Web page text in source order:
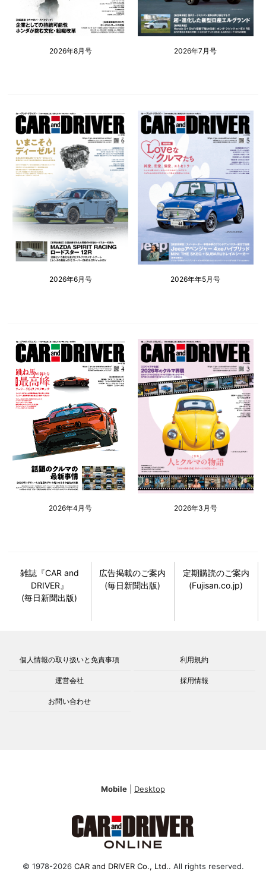
2026年8月号 2026年7月号
2026年6月号 2026年年5月号
2026年4月号 2026年3月号
雑誌『CAR and
DRIVER』
(毎日新聞出版)
広告掲載のご案内
(毎日新聞出版)
定期購読のご案内
(Fujisan.co.jp)
個人情報の取り扱いと免責事項 利用規約
運営会社 採用情報
お問い合わせ
Mobile Desktop
© 1978-2026 CAR and DRIVER Co., Ltd.. All rights reserved.